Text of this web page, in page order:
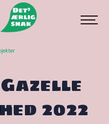
2022